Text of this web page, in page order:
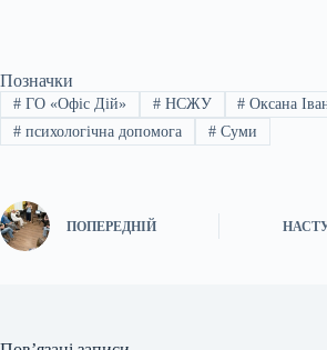
Позначки
#ГО «Офіс Дій» #НСЖУ # Оксана
#психологічна допомога #Суми
ПОПЕРЕДНІЙ